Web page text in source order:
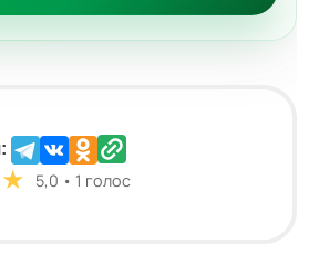
★ 5,0 • 1 голос